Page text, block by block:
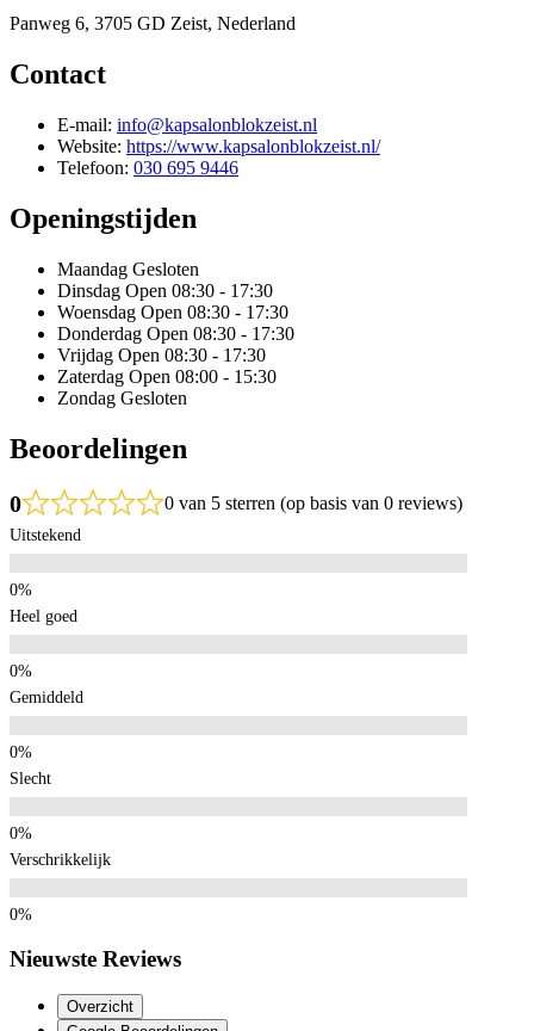
Panweg 6, 3705 GD Zeist, Nederland
Contact
E-mail: info@kapsalonblokzeist.nl
Website: https://www.kapsalonblokzeist.nl/
Telefoon: 030 695 9446
Openingstijden
Maandag Gesloten
Dinsdag Open 08:30 - 17:30
Woensdag Open 08:30 - 17:30
Donderdag Open 08:30 - 17:30
Vrijdag Open 08:30 - 17:30
Zaterdag Open 08:00 - 15:30
Zondag Gesloten
Beoordelingen
0 0 van 5 sterren (op basis van 0 reviews)
Uitstekend
Heel goed
Gemiddeld
Slecht
Verschrikkelijk
Nieuwste Reviews
Overzicht